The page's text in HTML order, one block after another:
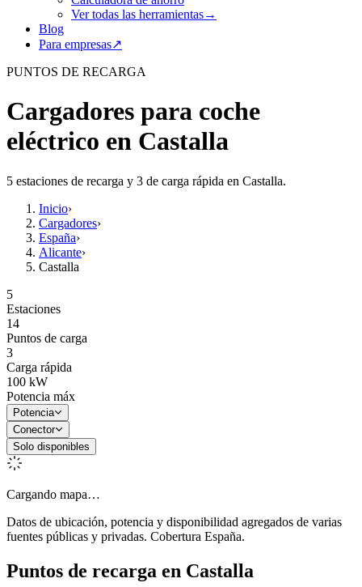
Ver todas las herramientas→
Blog
Para empresas↗
PUNTOS DE RECARGA
Cargadores para coche
eléctrico en Castalla
5 estaciones de recarga y 3 de carga rápida en Castalla.
Inicio›
Cargadores›
España›
Alicante›
Castalla
5
Estaciones
14
Puntos de carga
3
Carga rápida
100 kW
Potencia máx
Potencia
Conector
Solo disponibles
Cargando mapa…
Datos de ubicación, potencia y disponibilidad agregados de varias
fuentes públicas y privadas. Cobertura España.
Puntos de recarga en Castalla